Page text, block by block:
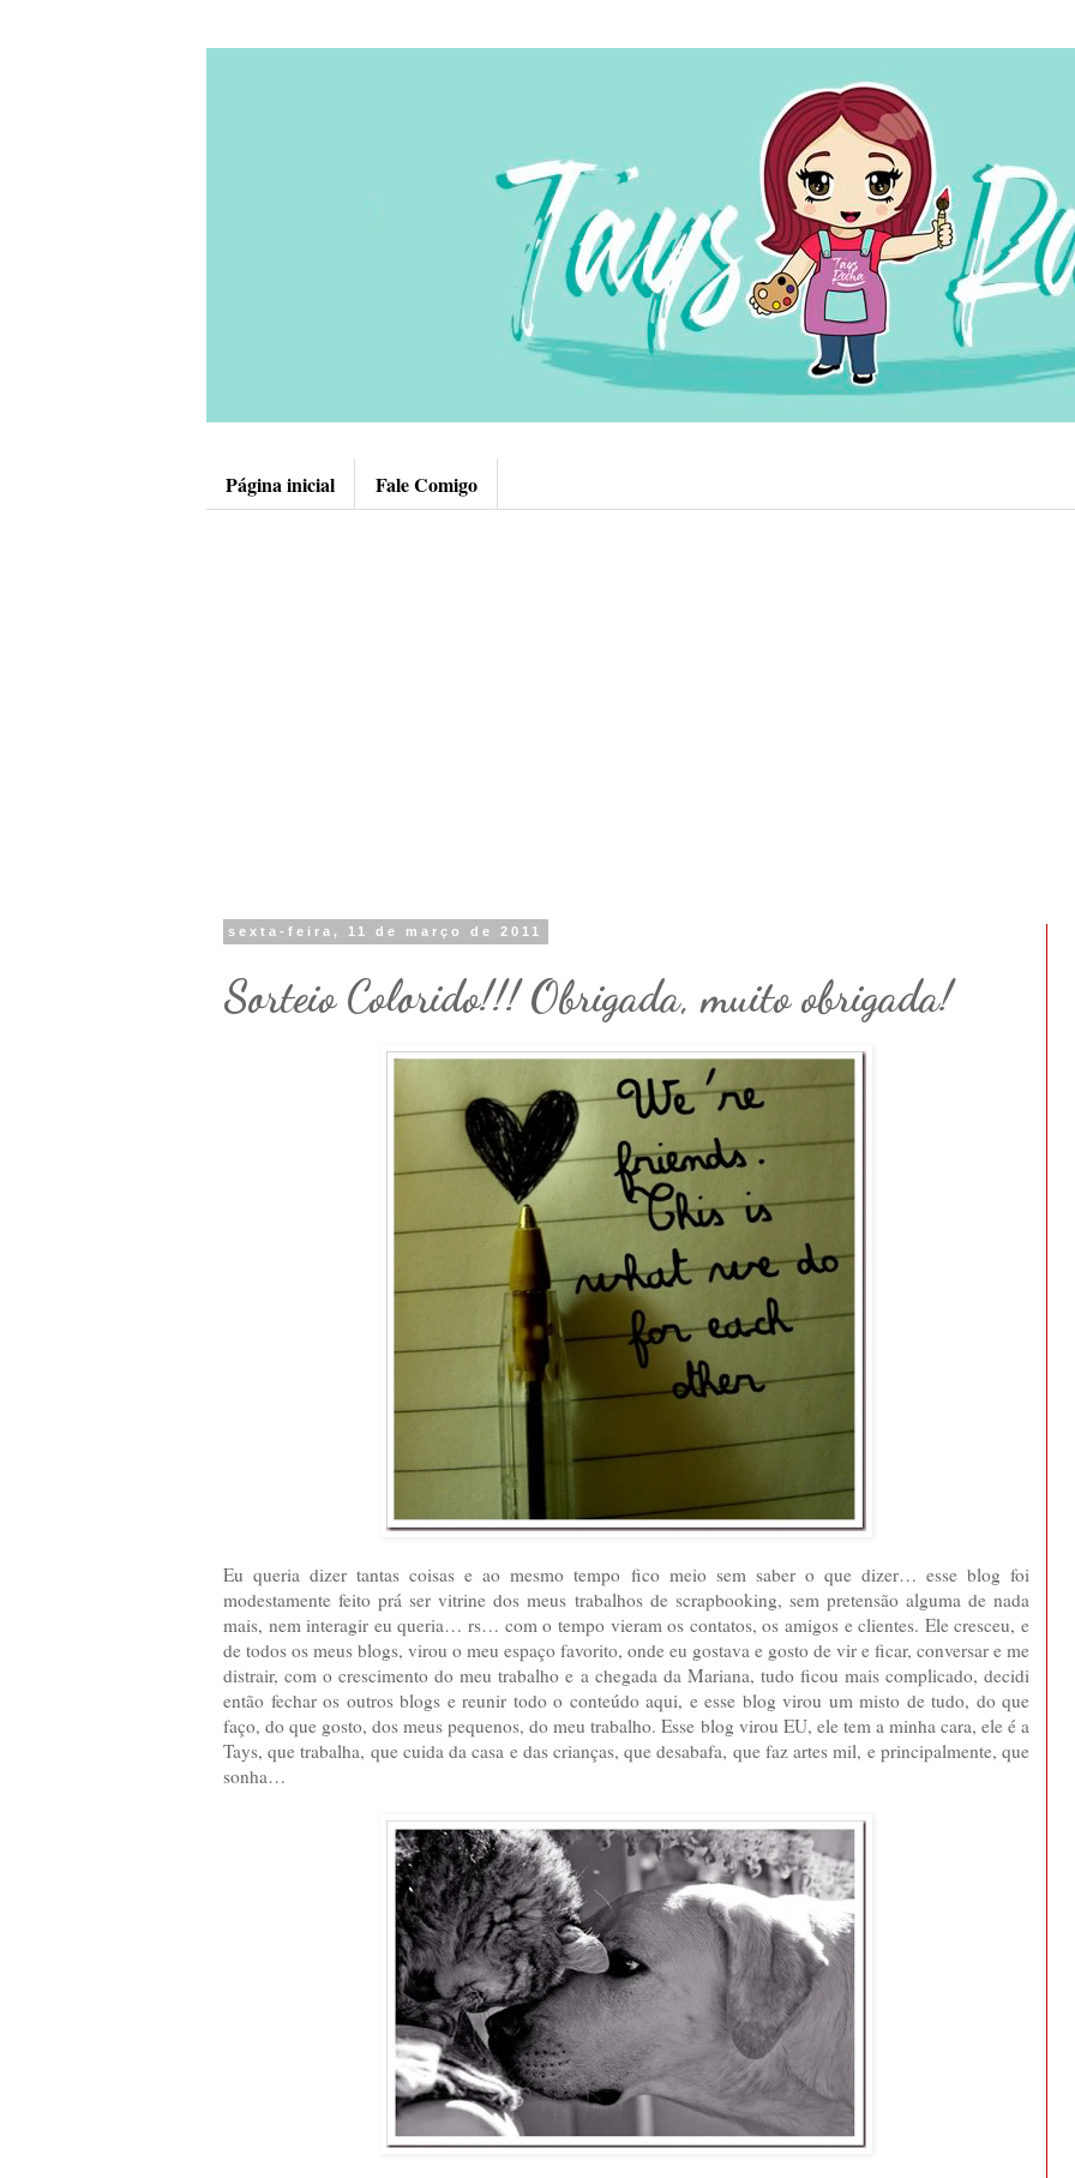
Página inicial Fale Comigo
sexta-feira, 11 de março de 2011
Sorteio Colorido!!! Obrigada, muito obrigada!
Eu queria dizer tantas coisas e ao mesmo tempo fico meio sem saber o que dizer… esse blog foi
modestamente feito prá ser vitrine dos meus trabalhos de scrapbooking, sem pretensão alguma de nada
mais, nem interagir eu queria… rs… com o tempo vieram os contatos, os amigos e clientes. Ele cresceu, e
de todos os meus blogs, virou o meu espaço favorito, onde eu gostava e gosto de vir e ficar, conversar e me
distrair, com o crescimento do meu trabalho e a chegada da Mariana, tudo ficou mais complicado, decidi
então fechar os outros blogs e reunir todo o conteúdo aqui, e esse blog virou um misto de tudo, do que
faço, do que gosto, dos meus pequenos, do meu trabalho. Esse blog virou EU, ele tem a minha cara, ele é a
Tays, que trabalha, que cuida da casa e das crianças, que desabafa, que faz artes mil, e principalmente, que
sonha…